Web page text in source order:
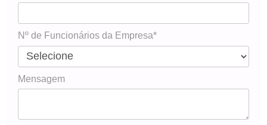
Nº de Funcionários da Empresa*
Mensagem